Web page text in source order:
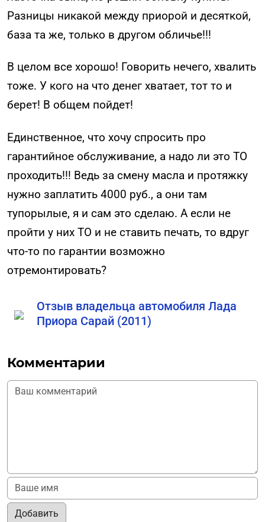
Разницы никакой между приорой и десяткой,
база та же, только в другом обличье!!!
В целом все хорошо! Говорить нечего, хвалить
тоже. У кого на что денег хватает, тот то и
берет! В общем пойдет!
Единственное, что хочу спросить про
гарантийное обслуживание, а надо ли это ТО
проходить!!! Ведь за смену масла и протяжку
нужно заплатить 4000 руб., а они там
тупорылые, я и сам это сделаю. А если не
пройти у них ТО и не ставить печать, то вдруг
что-то по гарантии возможно
отремонтировать?
Отзыв владельца автомобиля Лада
Приора Сарай (2011)
Комментарии
Добавить